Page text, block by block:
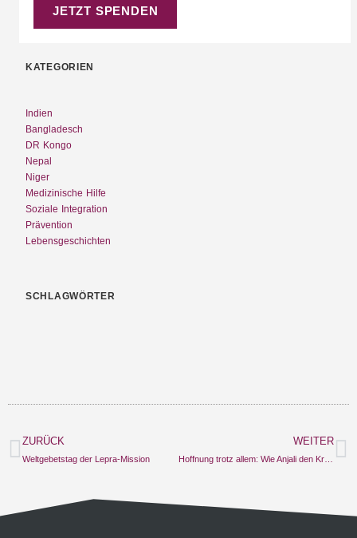
JETZT SPENDEN
KATEGORIEN
Indien
Bangladesch
DR Kongo
Nepal
Niger
Medizinische Hilfe
Soziale Integration
Prävention
Lebensgeschichten
SCHLAGWÖRTER
ZURÜCK
Weltgebetstag der Lepra-Mission
WEITER
Hoffnung trotz allem: Wie Anjali den Kreislauf durchbricht